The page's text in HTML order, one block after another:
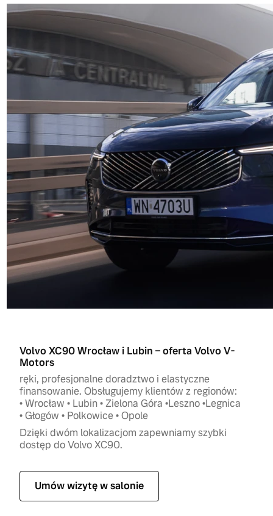
Volvo XC90 Wrocław i Lubin – oferta Volvo V-
Motors
ręki, profesjonalne doradztwo i elastyczne
finansowanie. Obsługujemy klientów z regionów:
• Wrocław • Lubin • Zielona Góra •Leszno •Legnica
• Głogów • Polkowice • Opole
Dzięki dwóm lokalizacjom zapewniamy szybki
dostęp do Volvo XC90.
Umów wizytę w salonie